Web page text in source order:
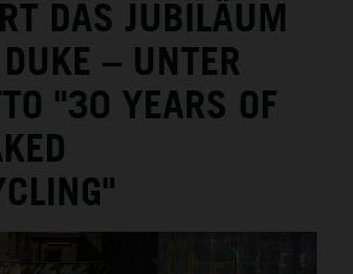
DAS JUBILÄUM
– UNTER
"30 YEARS OF